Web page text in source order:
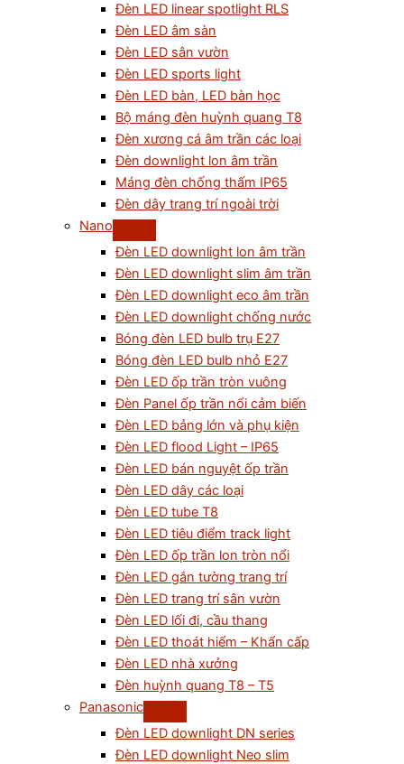
Đèn LED linear spotlight RLS
Đèn LED âm sàn
Đèn LED sân vườn
Đèn LED sports light
Đèn LED bàn, LED bàn học
Bộ máng đèn huỳnh quang T8
Đèn xương cá âm trần các loại
Đèn downlight lon âm trần
Máng đèn chống thấm IP65
Đèn dây trang trí ngoài trời
Nano
Đèn LED downlight lon âm trần
Đèn LED downlight slim âm trần
Đèn LED downlight eco âm trần
Đèn LED downlight chống nước
Bóng đèn LED bulb trụ E27
Bóng đèn LED bulb nhỏ E27
Đèn LED ốp trần tròn vuông
Đèn Panel ốp trần nổi cảm biến
Đèn LED bảng lớn và phụ kiện
Đèn LED flood Light – IP65
Đèn LED bán nguyệt ốp trần
Đèn LED dây các loại
Đèn LED tube T8
Đèn LED tiêu điểm track light
Đèn LED ốp trần lon tròn nổi
Đèn LED gắn tường trang trí
Đèn LED trang trí sân vườn
Đèn LED lối đi, cầu thang
Đèn LED thoát hiểm – Khẩn cấp
Đèn LED nhà xưởng
Đèn huỳnh quang T8 – T5
Panasonic
Đèn LED downlight DN series
Đèn LED downlight Neo slim